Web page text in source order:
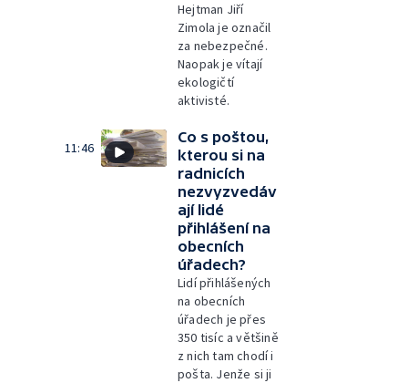
Hejtman Jiří
Zimola je označil
za nebezpečné.
Naopak je vítají
ekologičtí
aktivisté.
11:46
Co s poštou,
kterou si na
radnicích
nezvyzvedáv
ají lidé
přihlášení na
obecních
úřadech?
Lidí přihlášených
na obecních
úřadech je přes
350 tisíc a většině
z nich tam chodí i
pošta. Jenže si ji